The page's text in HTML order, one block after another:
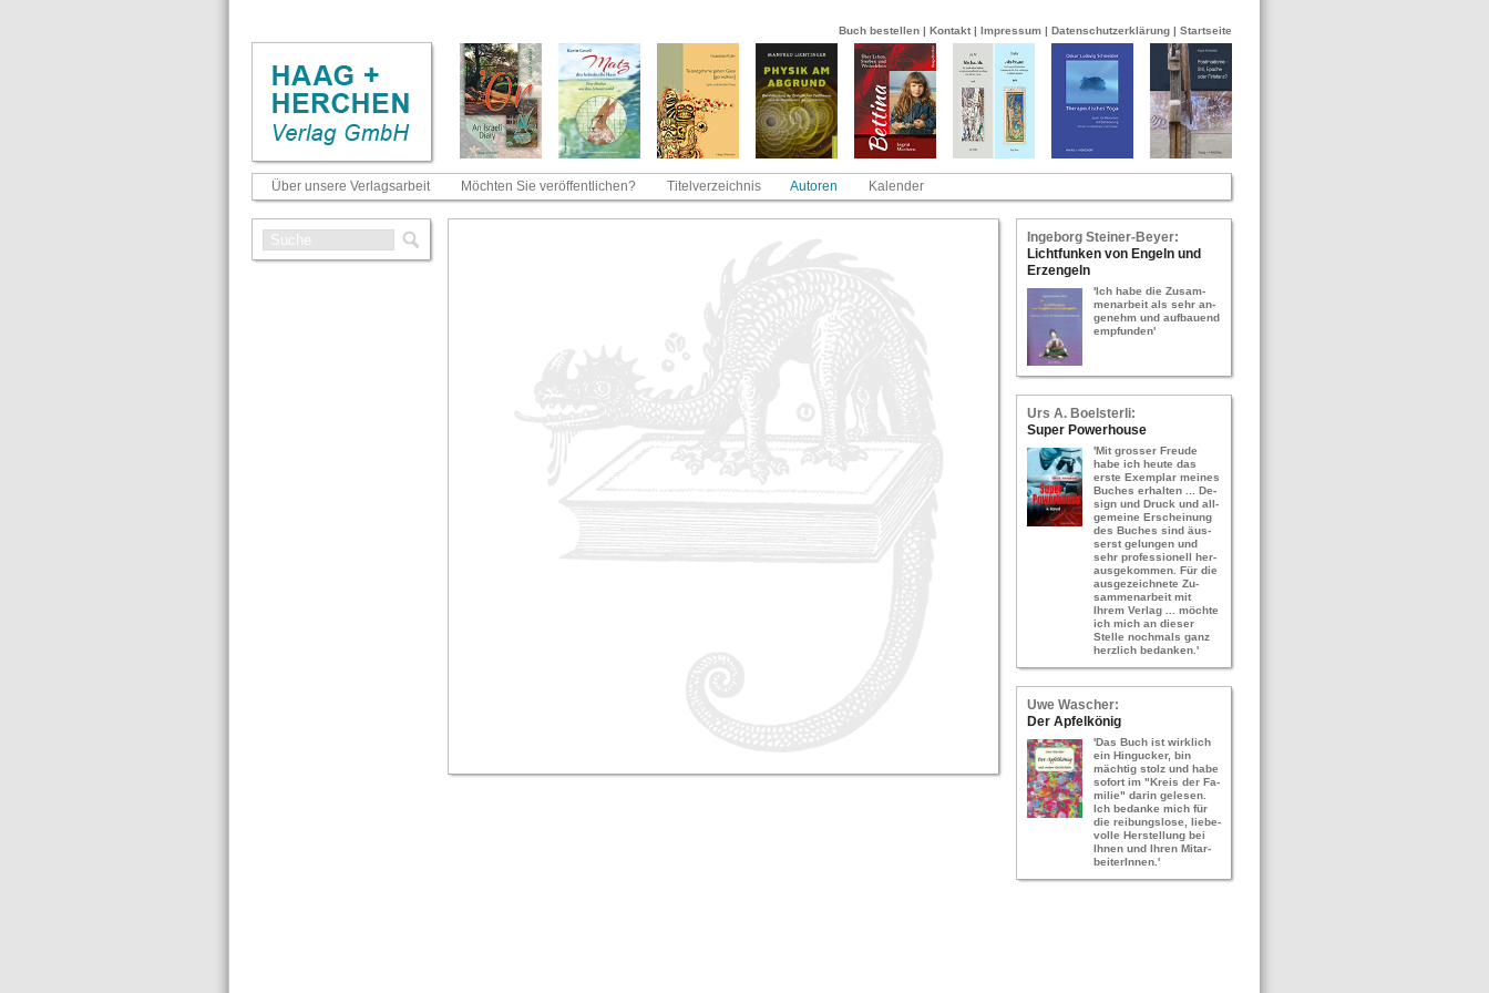
Buch bestellen | Kontakt | Impressum | Datenschutzerklärung | Startseite
Über unsere Verlagsarbeit Möchten Sie veröffentlichen? Titelverzeichnis Autoren Kalender
In­ge­borg Stei­ner-​Bey­er:
Licht­fun­ken von En­geln und
Erz­en­geln
'Ich habe die Zu­sam­
men­ar­beit als sehr an­
ge­nehm und auf­bau­end
emp­fun­den'
Urs A. Bo­els­ter­li:
Super Power­hou­se
'Mit gros­ser Freu­de
habe ich heute das
erste Ex­em­plar mei­nes
Bu­ches er­hal­ten ... De­
sign und Druck und all­
ge­mei­ne Er­schei­nung
des Bu­ches sind äus­
serst ge­lun­gen und
sehr pro­fes­sio­nell her­
aus­ge­kom­men. Für die
aus­ge­zeich­ne­te Zu­
sam­men­ar­beit mit
Ihrem Ver­lag ... möch­te
ich mich an die­ser
Stel­le noch­mals ganz
herz­lich be­dan­ken.'
Uwe Wa­scher:
Der Ap­fel­kö­nig
'Das Buch ist wirk­lich
ein Hin­gu­cker, bin
mäch­tig stolz und habe
so­fort im "Kreis der Fa­
mi­lie" darin ge­le­sen.
Ich be­dan­ke mich für
die rei­bungs­lo­se, lie­be­
vol­le Her­stel­lung bei
Ihnen und Ihren Mit­ar­
bei­te­rIn­nen.'